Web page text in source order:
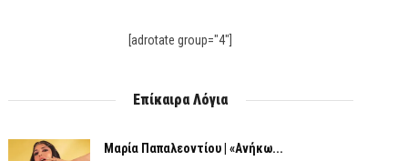
[adrotate group="4"]
Επίκαιρα Λόγια
Μαρία Παπαλεοντίου | «Ανήκω...